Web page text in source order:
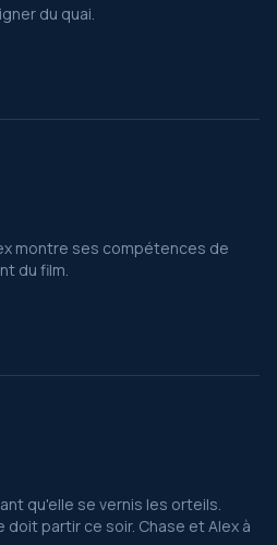
du quai.
montre ses compétences de
du film.
qu'elle se vernis les orteils.
doit partir ce soir. Chase et Alex à